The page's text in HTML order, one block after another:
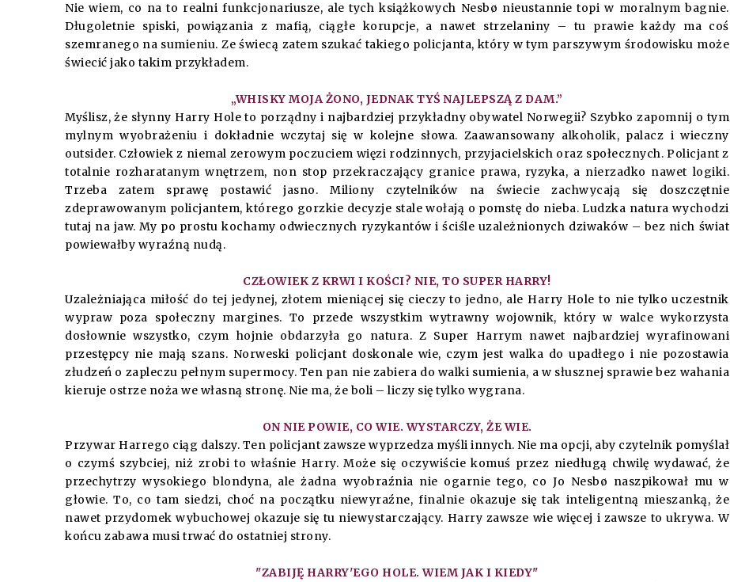
Nie wiem, co na to realni funkcjonariusze, ale tych książkowych Nesbø nieustannie topi w moralnym bagnie.
Długoletnie spiski, powiązania z mafią, ciągłe korupcje, a nawet strzelaniny – tu prawie każdy ma coś
szemranego na sumieniu. Ze świecą zatem szukać takiego policjanta, który w tym parszywym środowisku może
świecić jako takim przykładem.
„WHISKY MOJA ŻONO, JEDNAK TYŚ NAJLEPSZĄ Z DAM.”
Myślisz, że słynny Harry Hole to porządny i najbardziej przykładny obywatel Norwegii? Szybko zapomnij o tym
mylnym wyobrażeniu i dokładnie wczytaj się w kolejne słowa. Zaawansowany alkoholik, palacz i wieczny
outsider. Człowiek z niemal zerowym poczuciem więzi rodzinnych, przyjacielskich oraz społecznych. Policjant z
totalnie rozharatanym wnętrzem, non stop przekraczający granice prawa, ryzyka, a nierzadko nawet logiki.
Trzeba zatem sprawę postawić jasno. Miliony czytelników na świecie zachwycają się doszczętnie
zdeprawowanym policjantem, którego gorzkie decyzje stale wołają o pomstę do nieba. Ludzka natura wychodzi
tutaj na jaw. My po prostu kochamy odwiecznych ryzykantów i ściśle uzależnionych dziwaków – bez nich świat
powiewałby wyraźną nudą.
CZŁOWIEK Z KRWI I KOŚCI? NIE, TO SUPER HARRY!
Uzależniająca miłość do tej jedynej, złotem mieniącej się cieczy to jedno, ale Harry Hole to nie tylko uczestnik
wypraw poza społeczny margines. To przede wszystkim wytrawny wojownik, który w walce wykorzysta
dosłownie wszystko, czym hojnie obdarzyła go natura. Z Super Harrym nawet najbardziej wyrafinowani
przestępcy nie mają szans. Norweski policjant doskonale wie, czym jest walka do upadłego i nie pozostawia
złudzeń o zapleczu pełnym supermocy. Ten pan nie zabiera do walki sumienia, a w słusznej sprawie bez wahania
kieruje ostrze noża we własną stronę. Nie ma, że boli – liczy się tylko wygrana.
ON NIE POWIE, CO WIE. WYSTARCZY, ŻE WIE.
Przywar Harrego ciąg dalszy. Ten policjant zawsze wyprzedza myśli innych. Nie ma opcji, aby czytelnik pomyślał
o czymś szybciej, niż zrobi to właśnie Harry. Może się oczywiście komuś przez niedługą chwilę wydawać, że
przechytrzy wysokiego blondyna, ale żadna wyobraźnia nie ogarnie tego, co Jo Nesbø naszpikował mu w
głowie. To, co tam siedzi, choć na początku niewyraźne, finalnie okazuje się tak inteligentną mieszanką, że
nawet przydomek wybuchowej okazuje się tu niewystarczający. Harry zawsze wie więcej i zawsze to ukrywa. W
końcu zabawa musi trwać do ostatniej strony.
"ZABIJĘ HARRY'EGO HOLE. WIEM JAK I KIEDY"